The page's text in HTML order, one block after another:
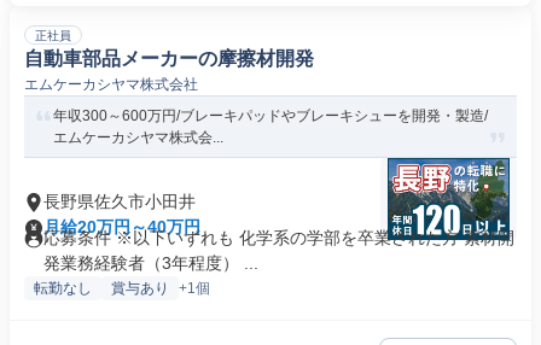
正社員
自動車部品メーカーの摩擦材開発
エムケーカシヤマ株式会社
年収300～600万円/ブレーキパッドやブレーキシューを開発・製造/
エムケーカシヤマ株式会...
長野県佐久市小田井
月給20万円～40万円
応募条件 ※以下いずれも 化学系の学部を卒業された方 素材開
発業務経験者（3年程度） ...
転勤なし 賞与あり +1個